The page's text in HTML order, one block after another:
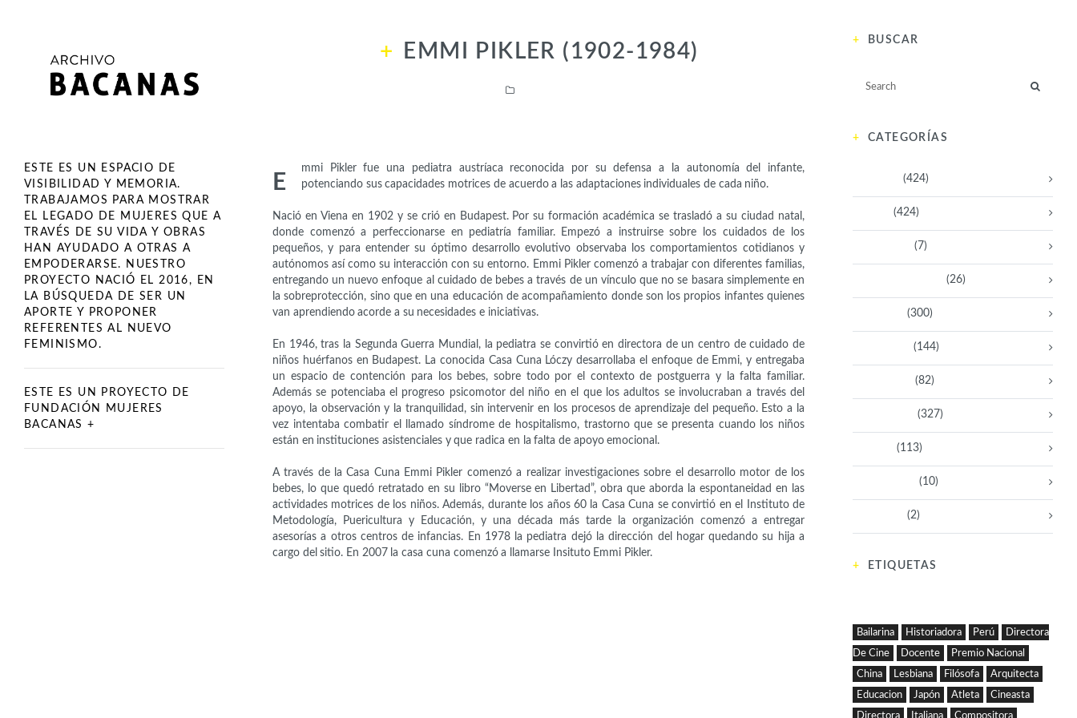
ESTE ES UN ESPACIO DE
VISIBILIDAD Y MEMORIA.
TRABAJAMOS PARA MOSTRAR
EL LEGADO DE MUJERES QUE A
TRAVÉS DE SU VIDA Y OBRAS
HAN AYUDADO A OTRAS A
EMPODERARSE. NUESTRO
PROYECTO NACIÓ EL 2016, EN
LA BÚSQUEDA DE SER UN
APORTE Y PROPONER
REFERENTES AL NUEVO
FEMINISMO.
ESTE ES UN PROYECTO DE
FUNDACIÓN MUJERES
BACANAS +
EMMI PIKLER (1902-1984)
E
mmi Pikler fue una pediatra austríaca reconocida por su defensa a la autonomía del infante,
potenciando sus capacidades motrices de acuerdo a las adaptaciones individuales de cada niño.
Nació en Viena en 1902 y se crió en Budapest. Por su formación académica se trasladó a su ciudad natal,
donde comenzó a perfeccionarse en pediatría familiar. Empezó a instruirse sobre los cuidados de los
pequeños, y para entender su óptimo desarrollo evolutivo observaba los comportamientos cotidianos y
autónomos así como su interacción con su entorno. Emmi Pikler comenzó a trabajar con diferentes familias,
entregando un nuevo enfoque al cuidado de bebes a través de un vínculo que no se basara simplemente en
la sobreprotección, sino que en una educación de acompañamiento donde son los propios infantes quienes
van aprendiendo acorde a su necesidades e iniciativas.
En 1946, tras la Segunda Guerra Mundial, la pediatra se convirtió en directora de un centro de cuidado de
niños huérfanos en Budapest. La conocida Casa Cuna Lóczy desarrollaba el enfoque de Emmi, y entregaba
un espacio de contención para los bebes, sobre todo por el contexto de postguerra y la falta familiar.
Además se potenciaba el progreso psicomotor del niño en el que los adultos se involucraban a través del
apoyo, la observación y la tranquilidad, sin intervenir en los procesos de aprendizaje del pequeño. Esto a la
vez intentaba combatir el llamado síndrome de hospitalismo, trastorno que se presenta cuando los niños
están en instituciones asistenciales y que radica en la falta de apoyo emocional.
A través de la Casa Cuna Emmi Pikler comenzó a realizar investigaciones sobre el desarrollo motor de los
bebes, lo que quedó retratado en su libro “Moverse en Libertad”, obra que aborda la espontaneidad en las
actividades motrices de los niños. Además, durante los años 60 la Casa Cuna se convirtió en el Instituto de
Metodología, Puericultura y Educación, y una década más tarde la organización comenzó a entregar
asesorías a otros centros de infancias. En 1978 la pediatra dejó la dirección del hogar quedando su hija a
cargo del sitio. En 2007 la casa cuna comenzó a llamarse Insituto Emmi Pikler.
BUSCAR
CATEGORÍAS
(424)
(424)
(7)
(26)
(300)
(144)
(82)
(327)
(113)
(10)
(2)
ETIQUETAS
Bailarina Historiadora Perú
Directora
De Cine
Docente
Premio Nacional
China
Lesbiana Filósofa
Arquitecta
Educacion
Japón Atleta
Cineasta
Directora
Italiana
Compositora